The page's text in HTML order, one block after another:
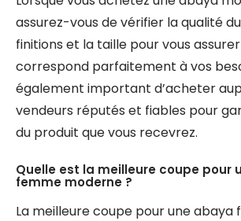
assurez-vous de vérifier la qualité
finitions et la taille pour vous assurer
correspond parfaitement à vos
également important d’acheter
vendeurs réputés et fiables pour
du produit que vous recevrez.
Quelle est la meilleure coupe pour
femme moderne ?
La meilleure coupe pour une abaya